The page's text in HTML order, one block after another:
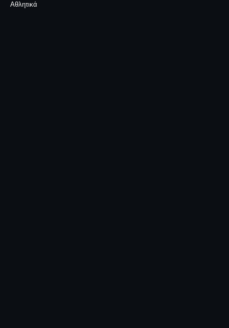
Αθλητικά